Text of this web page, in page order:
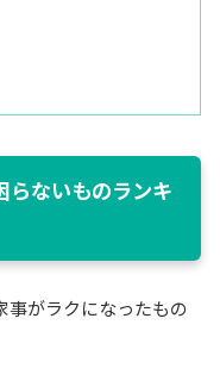
らないものランキ
事がラクになったもの